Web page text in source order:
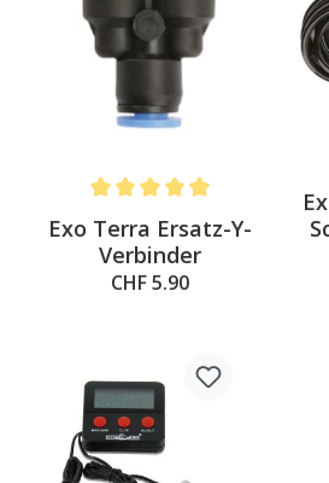
Average rating of 5 out of 5
Exo Terra Ersatz-Y-
Verbinder
CHF 5.90